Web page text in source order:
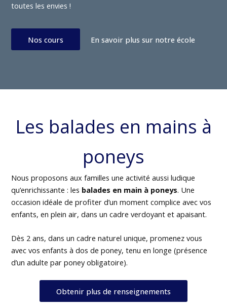
toutes les envies !
Nos cours En savoir plus sur notre école
Les balades en mains à
poneys
Nous proposons aux familles une activité aussi ludique
qu’enrichissante : les balades en main à poneys. Une
occasion idéale de profiter d’un moment complice avec vos
enfants, en plein air, dans un cadre verdoyant et apaisant.
Dès 2 ans, dans un cadre naturel unique, promenez vous
avec vos enfants à dos de poney, tenu en longe (présence
d’un adulte par poney obligatoire).
Obtenir plus de renseignements